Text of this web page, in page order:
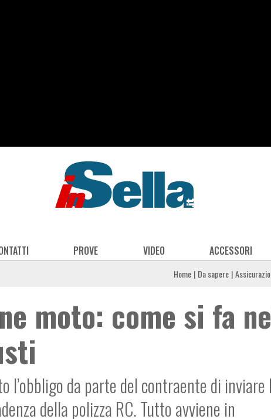
PROVE VIDEO ACCESSORI
Home Da sapere
moto: come si fa
l’obbligo da parte del contraente di inviare
della polizza RC. Tutto avviene in